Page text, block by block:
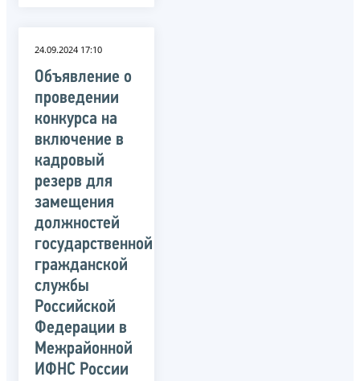
24.09.2024 17:10
Объявление о
проведении
конкурса на
включение в
кадровый
резерв для
замещения
должностей
государственной
гражданской
службы
Российской
Федерации в
Межрайонной
ИФНС России